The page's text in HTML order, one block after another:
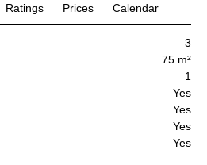
Ratings Prices Calendar
3
75 m²
1
Yes
Yes
Yes
Yes